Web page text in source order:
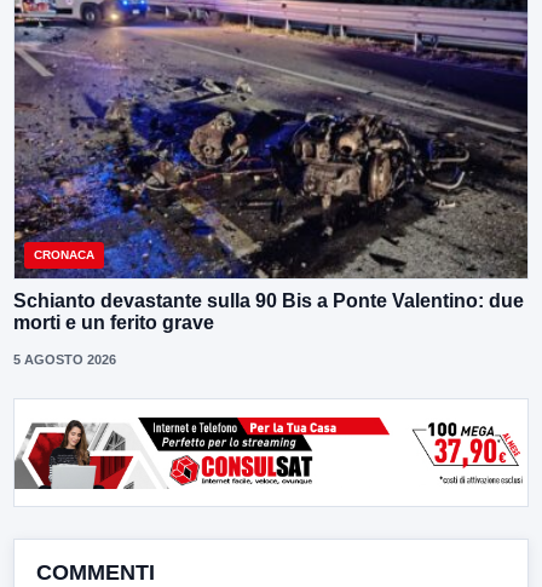
CRONACA
Schianto devastante sulla 90 Bis a Ponte Valentino: due
morti e un ferito grave
5 AGOSTO 2026
COMMENTI